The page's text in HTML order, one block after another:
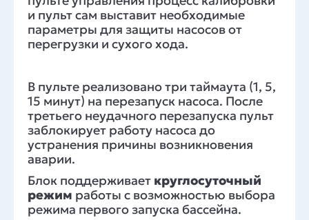
и пульт сам выставит необходимые
параметры для защиты насосов от
перегрузки и сухого хода.
В пульте реализовано три таймаута (1, 5,
15 минут) на перезапуск насоса. После
третьего неудачного перезапуска пульт
заблокирует работу насоса до
устранения причины возникновения
аварии.
Блок поддерживает круглосуточный
режим работы с возможностью выбора
режима первого запуска бассейна.